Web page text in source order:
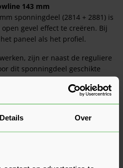
Details Over
143 mm
sponningdeel (2814 + 2881) is
gevel effect te creëren. Bij
paneel als het profiel.
zijn er naast de reguliere
dit sponningdeel geschikte
2813
st.)